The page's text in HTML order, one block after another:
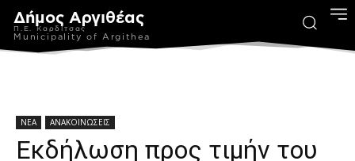
Δήμος Αργιθέας
Π.Ε. Καρδίτσας
Municipality of Argithea
ΝΕΑ ΑΝΑΚΟΙΝΩΣΕΙΣ
Εκδήλωση προς τιμήν του